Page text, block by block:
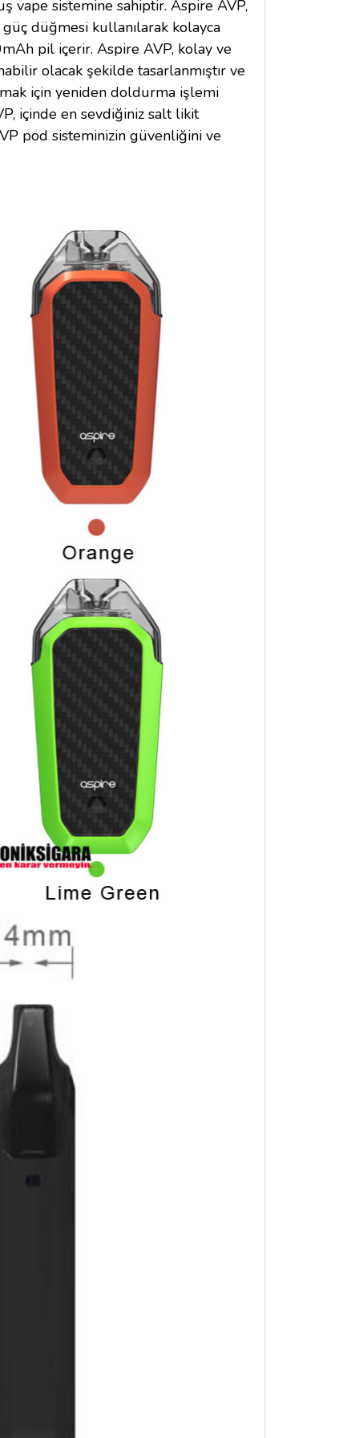
vape sistemine sahiptir. Aspire AVP,
güç düğmesi kullanılarak kolayca
pil içerir. Aspire AVP, kolay ve
olacak şekilde tasarlanmıştır ve
için yeniden doldurma işlemi
içinde en sevdiğiniz salt likit
pod sisteminizin güvenliğini ve